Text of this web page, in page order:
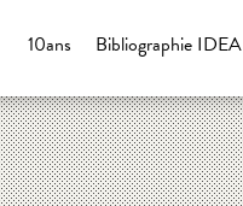
Bibliographie IDEA
10ans